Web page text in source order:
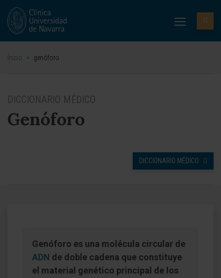
Inicio > genóforo
DICCIONARIO MÉDICO
Genóforo
DICCIONARIO MÉDICO
Genóforo es una molécula circular de
ADN de doble cadena que constituye
el material genético principal de los